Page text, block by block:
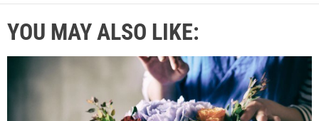
YOU MAY ALSO LIKE: